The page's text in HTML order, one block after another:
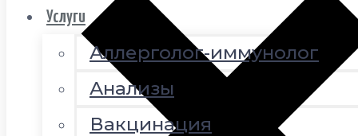
Услуги
Аллерголог-иммунолог
Анализы
Вакцинация